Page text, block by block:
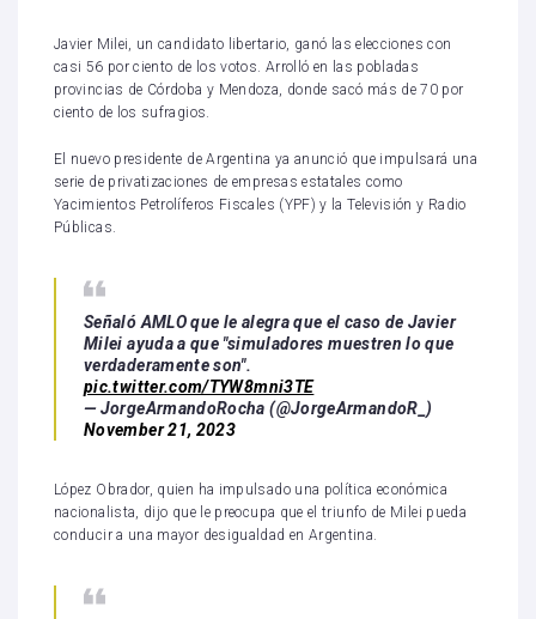
Javier Milei, un candidato libertario, ganó las elecciones con
casi 56 por ciento de los votos. Arrolló en las pobladas
provincias de Córdoba y Mendoza, donde sacó más de 70 por
ciento de los sufragios.
El nuevo presidente de Argentina ya anunció que impulsará una
serie de privatizaciones de empresas estatales como
Yacimientos Petrolíferos Fiscales (YPF) y la Televisión y Radio
Públicas.
Señaló AMLO que le alegra que el caso de Javier
Milei ayuda a que "simuladores muestren lo que
verdaderamente son".
pic.twitter.com/TYW8mni3TE
— JorgeArmandoRocha (@JorgeArmandoR_)
November 21, 2023
López Obrador, quien ha impulsado una política económica
nacionalista, dijo que le preocupa que el triunfo de Milei pueda
conducir a una mayor desigualdad en Argentina.